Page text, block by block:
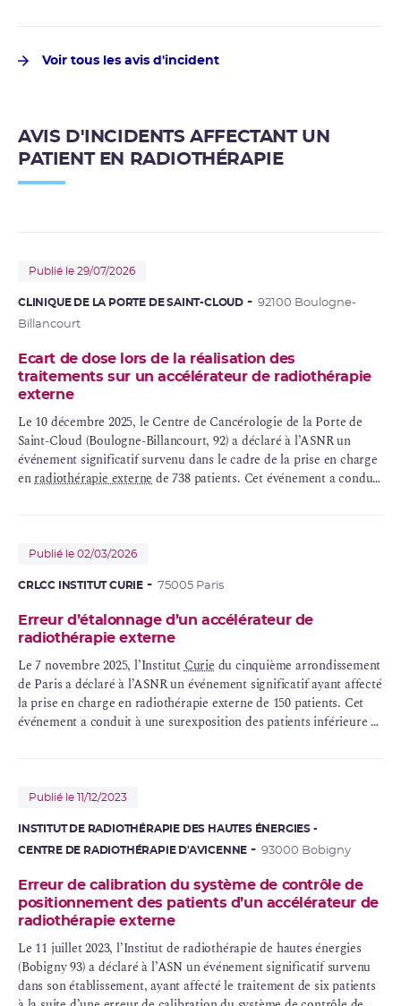
Voir tous les avis d'incident
AVIS D'INCIDENTS AFFECTANT UN
PATIENT EN RADIOTHÉRAPIE
Publié le 29/07/2026
CLINIQUE DE LA PORTE DE SAINT-CLOUD
92100 Boulogne-
Billancourt
Ecart de dose lors de la réalisation des
traitements sur un accélérateur de radiothérapie
externe
Le 10 décembre 2025, le Centre de Cancérologie de la Porte de
Saint-Cloud (Boulogne-Billancourt, 92) a déclaré à l’ASNR un
événement significatif survenu dans le cadre de la prise en charge
enradiothérapie externede 738 patients. Cet événement a conduit
conséquence sur la prise en charge des patients.
Publié le 02/03/2026
CRLCC INSTITUT CURIE 75005 Paris
Erreur d’étalonnage d’un accélérateur de
radiothérapie externe
Le 7 novembre 2025, l’Institut Curie du cinquième arrondissement
de Paris a déclaré à l’ASNR un événement significatif ayant affecté
la prise en charge en radiothérapie externe de 150 patients. Cet
événement a conduit à une surexposition des patients inférieure à
Publié le 11/12/2023
INSTITUT DE RADIOTHÉRAPIE DES HAUTES ÉNERGIES -
CENTRE DE RADIOTHÉRAPIE D'AVICENNE
93000 Bobigny
Erreur de calibration du système de contrôle de
positionnement des patients d’un accélérateur de
radiothérapie externe
Le 11 juillet 2023, l’Institut de radiothérapie de hautes énergies
(Bobigny 93) a déclaré à l’ASN un événement significatif survenu
dans son établissement, ayant affecté le traitement de six patients